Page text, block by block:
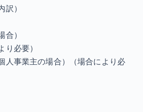
訳）
合）
り必要）
人事業主の場合）
（場合により必